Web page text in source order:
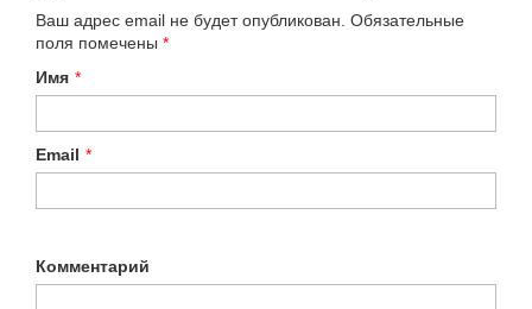
Ваш адрес email не будет опубликован. Обязательные
поля помечены *
Имя *
Email *
Комментарий